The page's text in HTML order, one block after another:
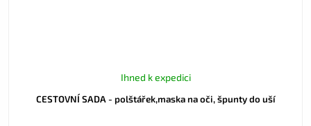
CESTOVNÍ SADA - polštářek,maska na oči, špunty do uší
Ihned k expedici